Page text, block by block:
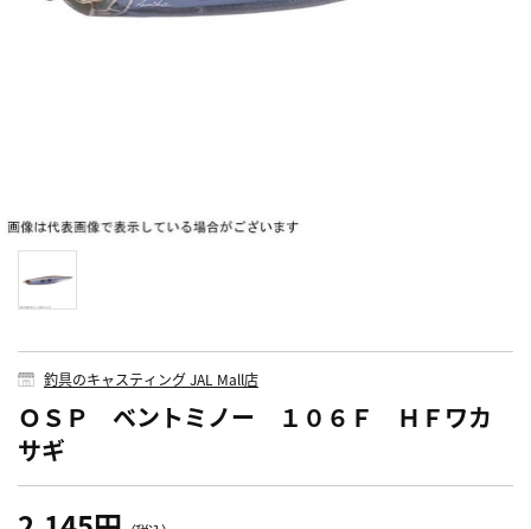
釣具のキャスティング JAL Mall店
ＯＳＰ ベントミノー １０６Ｆ ＨＦワカ
サギ